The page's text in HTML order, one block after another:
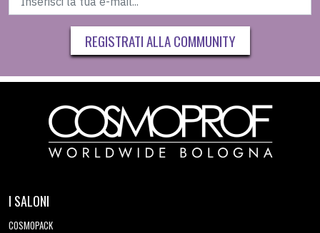
REGISTRATI ALLA COMMUNITY
I SALONI
COSMOPACK